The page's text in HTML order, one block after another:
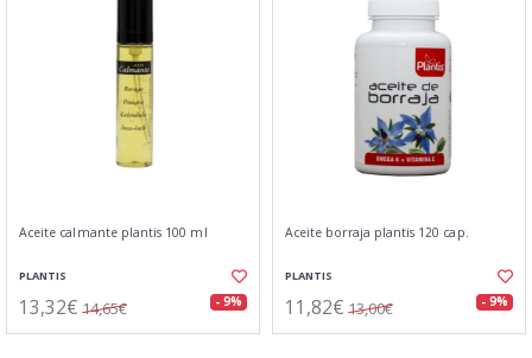
Aceite calmante plantis 100 ml
PLANTIS
13,32€ 14,65€ - 9%
Aceite borraja plantis 120 cap.
PLANTIS
11,82€ 13,00€ - 9%